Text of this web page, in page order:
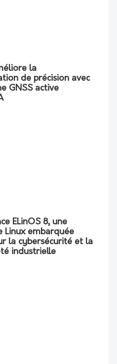
la
de précision avec
GNSS active
ELinOS 8, une
Linux embarquée
la cybersécurité et la
industrielle